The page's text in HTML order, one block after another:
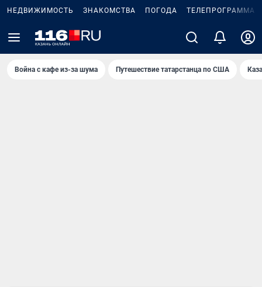
НЕДВИЖИМОСТЬ ЗНАКОМСТВА ПОГОДА ТЕЛЕПРОГРАММА
Война с кафе из-за шума Путешествие татарстанца по США